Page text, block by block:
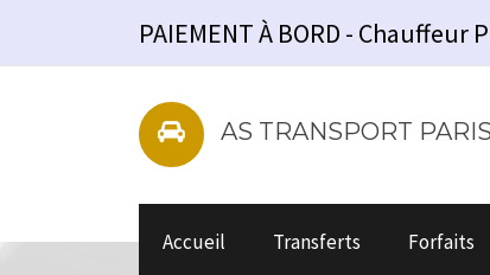
PAIEMENT À BORD - Chauffeur
AS TRANSPORT PARIS
Accueil Transferts Forfaits